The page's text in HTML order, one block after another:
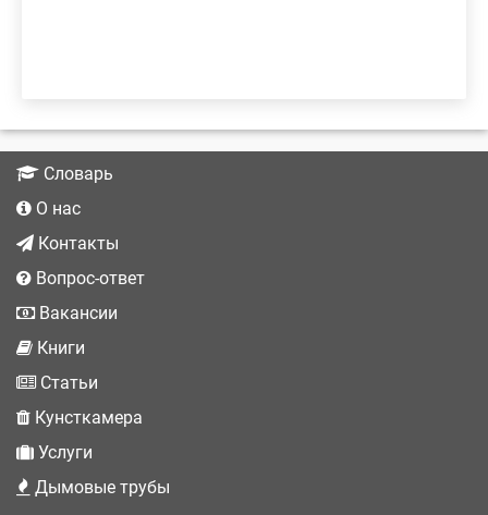
Словарь
О нас
Контакты
Вопрос-ответ
Вакансии
Книги
Статьи
Кунсткамера
Услуги
Дымовые трубы